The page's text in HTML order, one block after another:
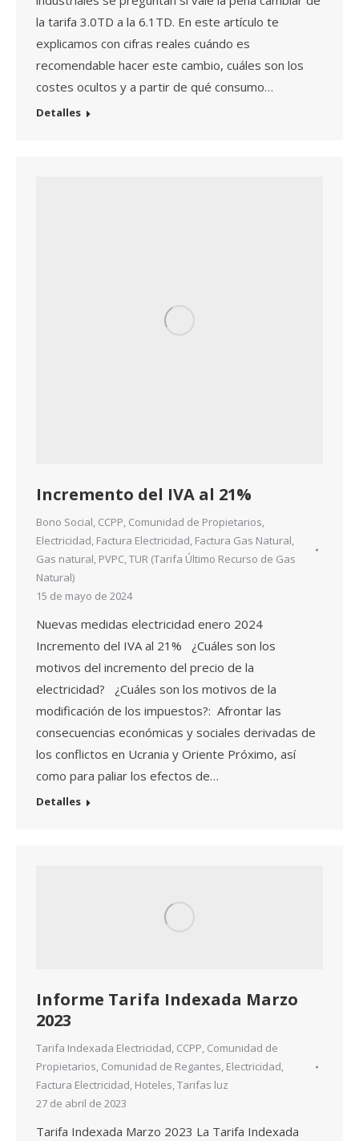
la tarifa 3.0TD a la 6.1TD. En este artículo te
explicamos con cifras reales cuándo es
recomendable hacer este cambio, cuáles son los
costes ocultos y a partir de qué consumo…
Detalles
Incremento del IVA al 21%
Bono Social, CCPP, Comunidad de Propietarios,
Electricidad, Factura Electricidad, Factura Gas Natural,
Gas natural, PVPC,TUR (Tarifa Último Recurso de Gas
Natural)
15 de mayo de 2024
Nuevas medidas electricidad enero 2024
Incremento del IVA al 21% ¿Cuáles son los
motivos del incremento del precio de la
electricidad? ¿Cuáles son los motivos de la
modificación de los impuestos?: Afrontar las
consecuencias económicas y sociales derivadas de
los conflictos en Ucrania y Oriente Próximo, así
como para paliar los efectos de…
Detalles
Informe Tarifa Indexada Marzo
2023
Tarifa Indexada Electricidad, CCPP, Comunidad de
Propietarios, Comunidad de Regantes, Electricidad,
Factura Electricidad, Hoteles,Tarifas luz
27 de abril de 2023
Tarifa Indexada Marzo 2023 La Tarifa Indexada